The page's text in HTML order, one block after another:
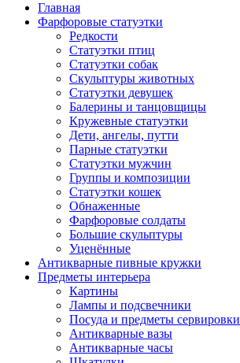
Главная
Фарфоровые статуэтки
Редкости
Cтатуэтки птиц
Cтатуэтки собак
Скульптуры животных
Статуэтки девушек
Балерины и танцовщицы
Кружевные статуэтки
Дети, ангелы, путти
Парные статуэтки
Статуэтки мужчин
Группы и композиции
Статуэтки кошек
Обнаженные
Фарфоровые солдаты
Большие скульптуры
Уценённые
Антикварные пивные кружки
Предметы интерьера
Картины
Лампы и подсвечники
Посуда и предметы сервировки
Антикварные вазы
Антикварные часы